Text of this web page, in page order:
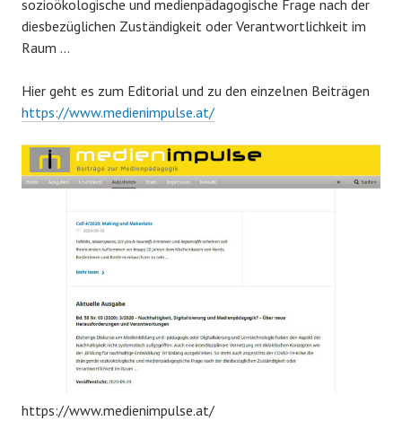
sozioökologische und medienpädagogische Frage nach der
diesbezüglichen Zuständigkeit oder Verantwortlichkeit im
Raum …
Hier geht es zum Editorial und zu den einzelnen Beiträgen
https://www.medienimpulse.at/
https://www.medienimpulse.at/